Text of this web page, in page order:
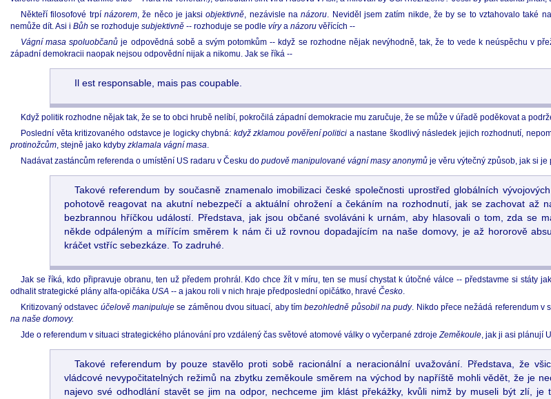
Někteří filosofové trpí názorem, že něco je jaksiobjektivně, nezávisle nanázoru. Neviděl jsem zatím nikde, že by se to vztahovalo také
nemůže dít. Asi i Bůh se rozhoduje subjektivně -- rozhoduje se podle vírya názoru věřících --
Vágní masa spoluobčanů je odpovědná sobě a svým potomkům -- když se rozhodne nějak nevýhodně, tak, že to vede k neúspěchu v
západní demokracii naopak nejsou odpovědní nijak a nikomu. Jak se říká --
Il est responsable, mais pas coupable.
Když politik rozhodne nějak tak, že se to obci hrubě nelíbí, pokročilá západní demokracie mu zaručuje, že se může v úřadě poděkovat a
Poslední věta kritizovaného odstavce je logicky chybná: když zklamou pověření politici a nastane škodlivý následek jejich rozhodnutí,
protinožcům, stejně jako kdyby zklamala vágní masa.
Nadávat zastáncům referenda o umístění US radaru v Česku do pudově manipulované vágní masy anonymů je věru výtečný způsob, jak si
Takové referendum by současně znamenalo imobilizaci české společnosti uprostřed globálních
pohotově reagovat na akutní nebezpečí a aktuální ohrožení a čekáním na rozhodnutí, jak se zachovat až
bezbrannou hříčkou událostí. Představa, jak jsou občané svoláváni k urnám, aby hlasovali o tom, zda se
někde odpáleným a mířícím směrem k nám či už rovnou dopadajícím na naše domovy, je až hororově
kráčet vstříc sebezkáze. To zadruhé.
Jak se říká, kdo připravuje obranu, ten už předem prohrál. Kdo chce žít v míru, ten se musí chystat k útočné válce -- představme si státy
odhalit strategické plány alfa-opičáka USA -- a jakou roli v nich hraje předposlední opičátko, hravé Česko.
Kritizovaný odstavec účelově manipuluje se záměnou dvou situací, aby tímbezohledně působil na pudy. Nikdo přece nežádá referendum v
na naše domovy.
Jde o referendum v situaci strategického plánování pro vzdálený čas světové atomové války o vyčerpané zdrojeZeměkoule, jak ji asi plánují
Takové referendum by pouze stavělo proti sobě racionální a neracionální uvažování. Představa, že
vládcové nevypočitatelných režimů na zbytku zeměkoule směrem na východ by napříště mohli vědět, že je
najevo své odhodlání stavět se jim na odpor, nechceme jim klást překážky, kvůli nimž by museli být zlí, je